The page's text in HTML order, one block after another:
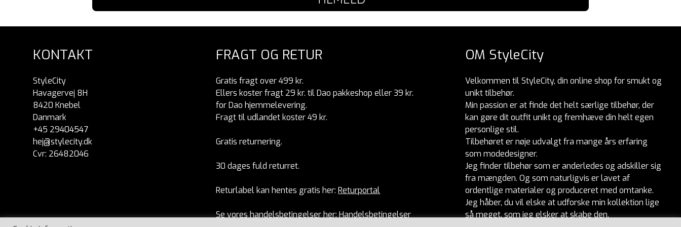
KONTAKT
StyleCity
Havagervej 8H
8420 Knebel
Danmark
+45 29404547
hej@stylecity.dk
Cvr: 26482046
FRAGT OG RETUR
Gratis fragt over 499 kr.
Ellers koster fragt 29 kr. til Dao pakkeshop eller 39 kr.
for Dao hjemmelevering.
Fragt til udlandet koster 49 kr.
Gratis returnering.
30 dages fuld returret.
Returlabel kan hentes gratis her:Returportal
Se vores handelsbetingelser her:Handelsbetingelser
OM StyleCity
Velkommen til StyleCity, din online shop for smukt og
unikt tilbehør.
Min passion er at finde det helt særlige tilbehør, der
kan gøre dit outfit unikt og fremhæve din helt egen
personlige stil.
Tilbehøret er nøje udvalgt fra mange års erfaring
som modedesigner.
Jeg finder tilbehør som er anderledes og adskiller sig
fra mængden. Og som naturligvis er lavet af
ordentlige materialer og produceret med omtanke.
Jeg håber, du vil elske at udforske min kollektion lige
så meget, som jeg elsker at skabe den.